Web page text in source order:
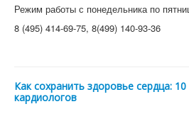
Режим работы с понедельника по
8 (495) 414-69-75, 8(499) 140-93-36
Как сохранить здоровье сердца:
кардиологов